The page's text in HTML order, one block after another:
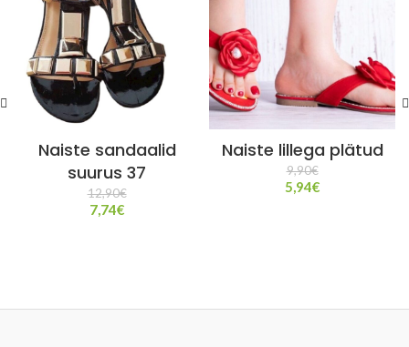
Naiste sandaalid
suurus 37
12,90€
7,74€
Naiste lillega plätud
9,90€
5,94€